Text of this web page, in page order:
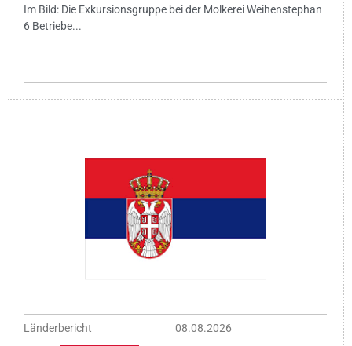
Im Bild: Die Exkursionsgruppe bei der Molkerei Weihenstephan
6 Betriebe...
Länderbericht
08.08.2026